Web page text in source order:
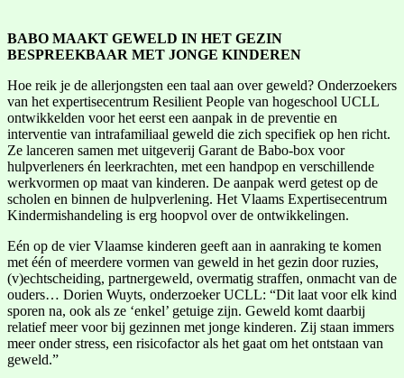
BABO MAAKT GEWELD IN HET GEZIN
BESPREEKBAAR MET JONGE KINDEREN
Hoe reik je de allerjongsten een taal aan over geweld? Onderzoekers
van het expertisecentrum Resilient People van hogeschool UCLL
ontwikkelden voor het eerst een aanpak in de preventie en
interventie van intrafamiliaal geweld die zich specifiek op hen richt.
Ze lanceren samen met uitgeverij Garant de Babo-box voor
hulpverleners én leerkrachten, met een handpop en verschillende
werkvormen op maat van kinderen. De aanpak werd getest op de
scholen en binnen de hulpverlening. Het Vlaams Expertisecentrum
Kindermishandeling is erg hoopvol over de ontwikkelingen.
Eén op de vier Vlaamse kinderen geeft aan in aanraking te komen
met één of meerdere vormen van geweld in het gezin door ruzies,
(v)echtscheiding, partnergeweld, overmatig straffen, onmacht van de
ouders… Dorien Wuyts, onderzoeker UCLL: “Dit laat voor elk kind
sporen na, ook als ze ‘enkel’ getuige zijn. Geweld komt daarbij
relatief meer voor bij gezinnen met jonge kinderen. Zij staan immers
meer onder stress, een risicofactor als het gaat om het ontstaan van
geweld.”